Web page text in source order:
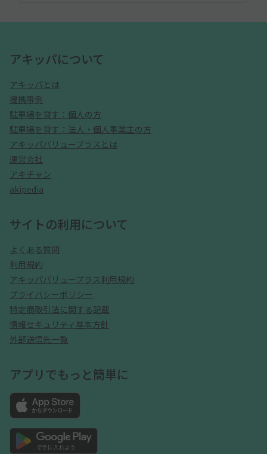
アキッパについて
アキッパとは
提携事例
駐車場を貸す：個人の方
駐車場を貸す：法人・個人事業主の方
アキッパバリュープラスとは
運営会社
アキチャン
akipedia
サイトの利用について
よくある質問
利用規約
アキッパバリュープラス利用規約
プライバシーポリシー
特定商取引法に関する記載
情報セキュリティ基本方針
外部送信先一覧
アプリでもっと簡単に